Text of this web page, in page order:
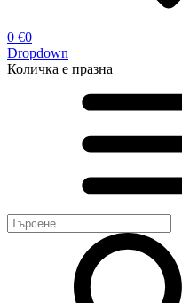
0 €0
Dropdown
Количка е празна